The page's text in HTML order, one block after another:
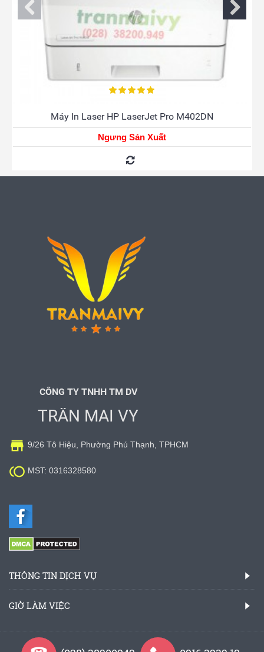
HP LaserJet Pro M402DN
CÔNG TY TNHH TM DV
TRẦN MAI VY
 9/26 Tô Hiệu, Phường Phú Thạnh, TPHCM
 MST: 0316328580
THÔNG TIN DỊCH VỤ
GIỜ LÀM VIỆC